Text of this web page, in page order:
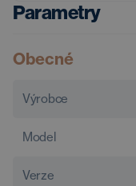
Parametry
Obecné
Výrobce
Model
Verze